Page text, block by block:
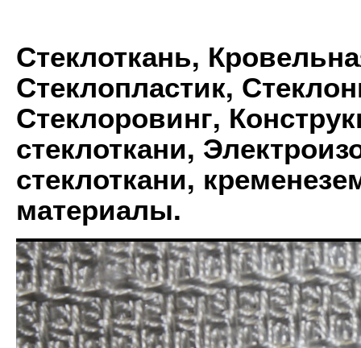
Стеклоткань,
Стеклопластик,
Стеклоровинг,
стеклоткани,
стеклоткани,
материалы.